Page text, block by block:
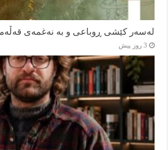
لەسەر کێشی ڕوباعی و به نەغمەی
3 روز پیش